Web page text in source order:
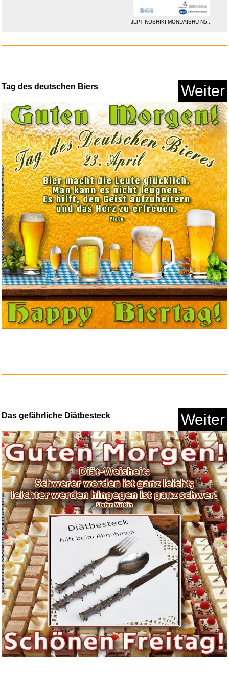
Kindergarten-Hintergrund...
Anzeige
Bosch Gartenschere
EasyShear...
Anzeige
Basic.Teaching (Basic Series)...
JLPT KOSHIKI MONDAISHU N5...
Tag des deutschen Biers Weiter
Das gefährliche Diätbesteck Weiter